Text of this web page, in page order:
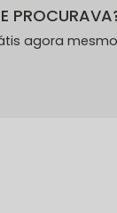
agora